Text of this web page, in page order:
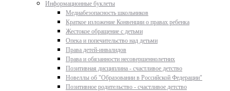
Информационные буклеты
Медиабезопасность школьников
Краткое изложение Конвенции о правах ребенка
Жестокое обращение с детьми
Опека и попечительство над детьми
Права детей-инвалидов
Права и обязанности несовершеннолетних
Позитивная дисциплина - счастливое детство
Новеллы об "Образовании в Российской Федерации"
Позитивное родительство - счастливое детство